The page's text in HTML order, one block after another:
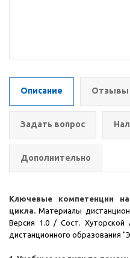
Описание Отзывы
Задать вопрос
Дополнительно
Ключевые компетенции на
цикла.Материалы
Версия 1.0 / Сост.
дистанционного образования